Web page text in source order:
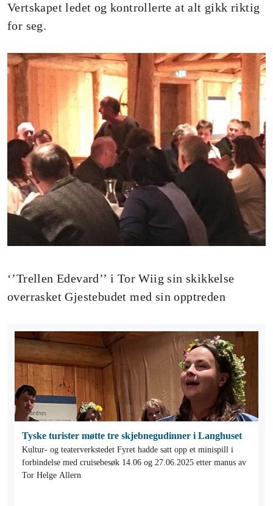
Vertskapet ledet og kontrollerte at alt gikk riktig
for seg.
‘’Trellen Edevard’’ i Tor Wiig sin skikkelse
overrasket Gjestebudet med sin opptreden
Tyske turister møtte tre skjebnegudinner i Langhuset
Kultur- og teaterverkstedet Fyret hadde satt opp et minispill i
forbindelse med cruisebesøk 14.06 og 27.06.2025 etter manus av
Tor Helge Allern